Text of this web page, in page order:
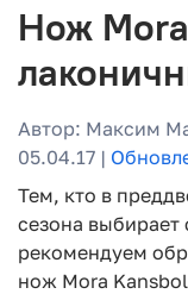
Нож
Автор: Максим
05.04.17 |
Тем, кто в
сезона
рекомендуем
нож Mora